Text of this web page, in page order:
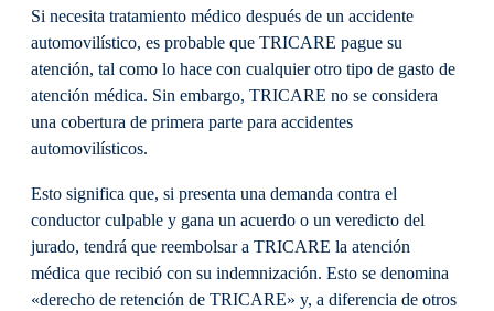
Si necesita tratamiento médico después de un accidente
automovilístico, es probable que TRICARE pague su
atención, tal como lo hace con cualquier otro tipo de gasto de
atención médica. Sin embargo, TRICARE no se considera
una cobertura de primera parte para accidentes
automovilísticos.
Esto significa que, si presenta una demanda contra el
conductor culpable y gana un acuerdo o un veredicto del
jurado, tendrá que reembolsar a TRICARE la atención
médica que recibió con su indemnización. Esto se denomina
«derecho de retención de TRICARE» y, a diferencia de otros